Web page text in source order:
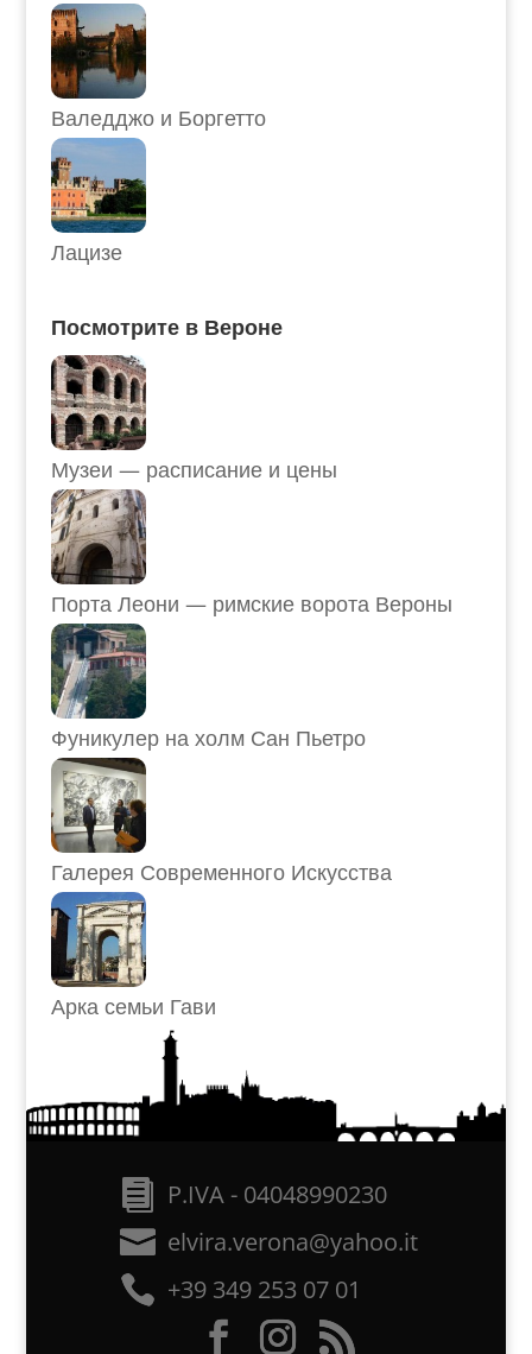
Валедджо и Боргетто
Лацизе
Посмотрите в Вероне
Музеи — расписание и цены
Порта Леони — римские ворота Вероны
Фуникулер на холм Сан Пьетро
Галерея Современного Искусства
Арка семьи Гави
P.IVA - 04048990230
elvira.verona@yahoo.it
+39 349 253 07 01